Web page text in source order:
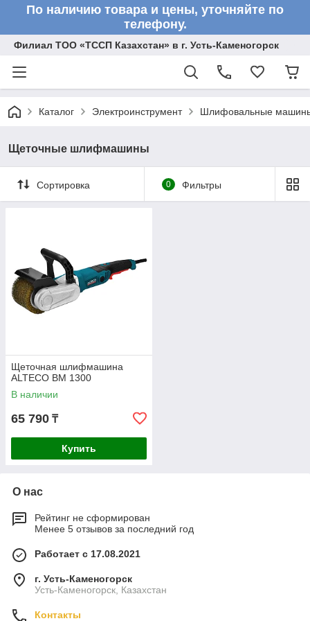
По наличию товара и цены, уточняйте по
телефону.
Филиал ТОО «ТССП Казахстан» в г. Усть-Каменогорск
Каталог Электроинструмент Шлифовальные
Щеточные шлифмашины
Сортировка 0 Фильтры
Щеточная шлифмашина
ALTECO BM 1300
В наличии
65 790 ₸
Купить
О нас
Рейтинг не сформирован
Менее 5 отзывов за последний год
Работает с 17.08.2021
г. Усть-Каменогорск
Усть-Каменогорск, Казахстан
Контакты